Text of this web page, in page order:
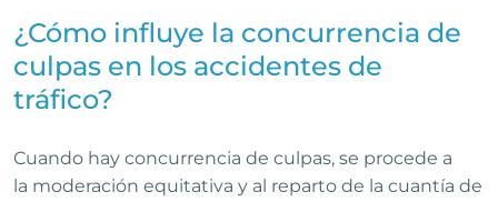
¿Cómo influye la concurrencia de
culpas en los accidentes de
tráfico?
Cuando hay concurrencia de culpas, se procede a
la moderación equitativa y al reparto de la cuantía de